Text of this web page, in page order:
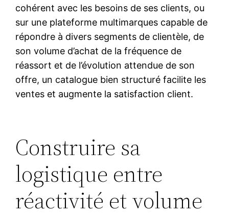
cohérent avec les besoins de ses clients, ou
sur une plateforme multimarques capable de
répondre à divers segments de clientèle, de
son volume d’achat de la fréquence de
réassort et de l’évolution attendue de son
offre, un catalogue bien structuré facilite les
ventes et augmente la satisfaction client.
Construire sa
logistique entre
réactivité et volume